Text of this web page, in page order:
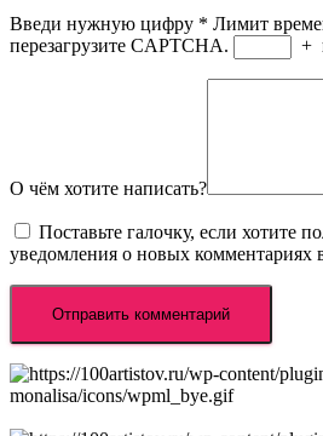
Введи нужную цифру * Лимит
перезагрузите CAPTCHA.
+
О чём хотите написать?
Поставьте галочку, если хотите
уведомления о новых комментариях